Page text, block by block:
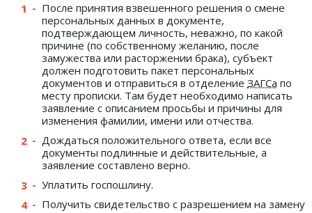
После принятия взвешенного решения о смене
персональных данных в документе,
подтверждающем личность, неважно, по какой
причине (по собственному желанию, после
замужества или расторжении брака), субъект
должен подготовить пакет персональных
документов и отправиться в отделение ЗАГСа по
месту прописки. Там будет необходимо написать
заявление с описанием просьбы и причины для
изменения фамилии, имени или отчества.
Дождаться положительного ответа, если все
документы подлинные и действительные, а
заявление составлено верно.
Уплатить госпошлину.
Получить свидетельство с разрешением на замену